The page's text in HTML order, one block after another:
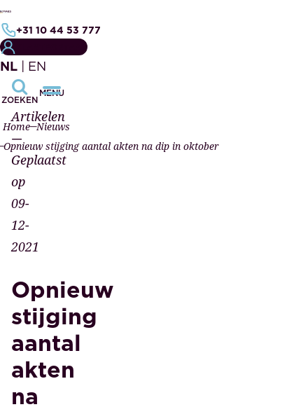
+31 10 44 53 777
NL | EN
ZOEKEN
MENU
Home Nieuws
Opnieuw stijging aantal akten na dip in oktober
Artikelen
—
Geplaatst
op
09-
12-
2021
Opnieuw
stijging
aantal
akten
na